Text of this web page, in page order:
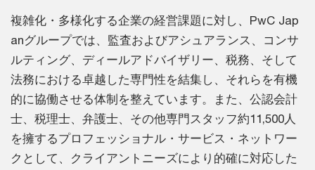
複雑化・多様化する企業の経営課題に対し、PwC Jap
anグループでは、監査およびアシュアランス、コンサ
ルティング、ディールアドバイザリー、税務、そして
法務における卓越した専門性を結集し、それらを有機
的に協働させる体制を整えています。また、公認会計
士、税理士、弁護士、その他専門スタッフ約11,500人
を擁するプロフェッショナル・サービス・ネットワー
クとして、クライアントニーズにより的確に対応した